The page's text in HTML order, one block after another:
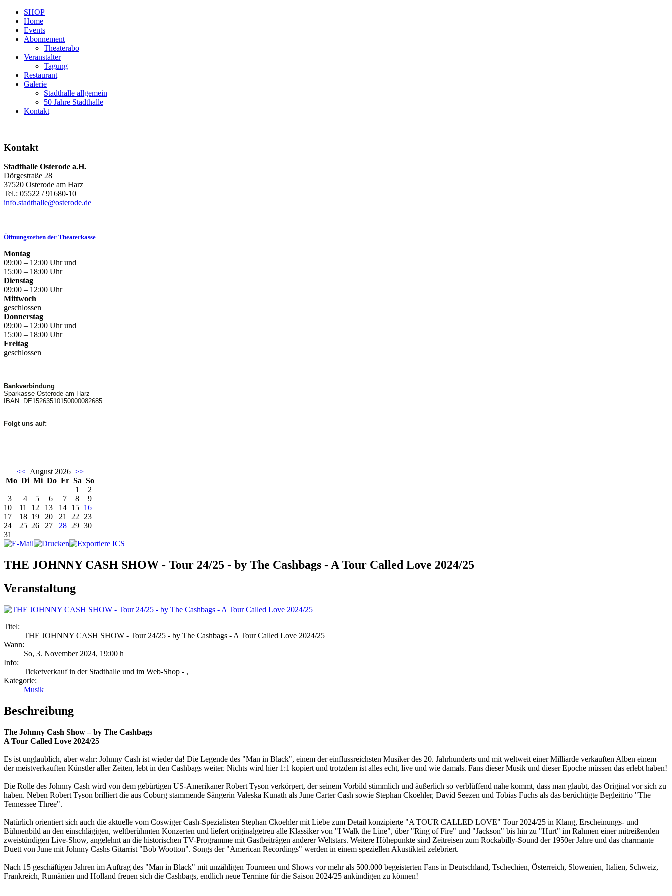
SHOP
Home
Events
Abonnement
Theaterabo
Veranstalter
Tagung
Restaurant
Galerie
Stadthalle allgemein
50 Jahre Stadthalle
Kontakt
Kontakt
Stadthalle Osterode a.H.
Dörgestraße 28
37520 Osterode am Harz
Tel.: 05522 / 91680-10
info.stadthalle@osterode.de
Öffnungszeiten der Theaterkasse
Montag
09:00 – 12:00 Uhr und
15:00 – 18:00 Uhr
Dienstag
09:00 – 12:00 Uhr
Mittwoch
geschlossen
Donnerstag
09:00 – 12:00 Uhr und
15:00 – 18:00 Uhr
Freitag
geschlossen
Bankverbindung
Sparkasse Osterode am Harz
IBAN: DE15263510150000082685
Folgt uns auf:
<< August 2026 >>
Mo Di Mi Do Fr Sa So
1
2
3
4 5 6 7 8
9
10
11 12 13 14 15 16
17
18 19 20 21 22 23
24
25 26 27 28 29 30
31
THE JOHNNY CASH SHOW - Tour 24/25 - by The Cashbags - A Tour Called Love 2024/25
Veranstaltung
Titel:
THE JOHNNY CASH SHOW - Tour 24/25 - by The Cashbags - A Tour Called Love 2024/25
Wann:
So, 3. November 2024, 19:00 h
Info:
Ticketverkauf in der Stadthalle und im Web-Shop - ,
Kategorie:
Musik
Beschreibung
The Johnny Cash Show – by The Cashbags
A Tour Called Love 2024/25
Es ist unglaublich, aber wahr: Johnny Cash ist wieder da! Die Legende des "Man in Black", einem der einflussreichsten Musiker des 20. Jahrhunderts und mit weltweit einer Milliarde verkauften Alben einem
der meistverkauften Künstler aller Zeiten, lebt in den Cashbags weiter. Nichts wird hier 1:1 kopiert und trotzdem ist alles echt, live und wie damals. Fans dieser Musik und dieser Epoche müssen das erlebt haben!
Die Rolle des Johnny Cash wird von dem gebürtigen US-Amerikaner Robert Tyson verkörpert, der seinem Vorbild stimmlich und äußerlich so verblüffend nahe kommt, dass man glaubt, das Original vor sich zu
haben. Neben Robert Tyson brilliert die aus Coburg stammende Sängerin Valeska Kunath als June Carter Cash sowie Stephan Ckoehler, David Seezen und Tobias Fuchs als das berüchtigte Begleittrio "The
Tennessee Three".
Natürlich orientiert sich auch die aktuelle vom Coswiger Cash-Spezialisten Stephan Ckoehler mit Liebe zum Detail konzipierte "A TOUR CALLED LOVE" Tour 2024/25 in Klang, Erscheinungs- und
Bühnenbild an den einschlägigen, weltberühmten Konzerten und liefert originalgetreu alle Klassiker von "I Walk the Line", über "Ring of Fire" und "Jackson" bis hin zu "Hurt" im Rahmen einer mitreißenden
zweistündigen Live-Show, angelehnt an die historischen TV-Programme mit Gastbeiträgen anderer Weltstars. Weitere Höhepunkte sind Zeitreisen zum Rockabilly-Sound der 1950er Jahre und das charmante
Duett von June mit Johnny Cashs Gitarrist "Bob Wootton". Songs der "American Recordings" werden in einem speziellen Akustikteil zelebriert.
Nach 15 geschäftigen Jahren im Auftrag des "Man in Black" mit unzähligen Tourneen und Shows vor mehr als 500.000 begeisterten Fans in Deutschland, Tschechien, Österreich, Slowenien, Italien, Schweiz,
Frankreich, Rumänien und Holland freuen sich die Cashbags, endlich neue Termine für die Saison 2024/25 ankündigen zu können!